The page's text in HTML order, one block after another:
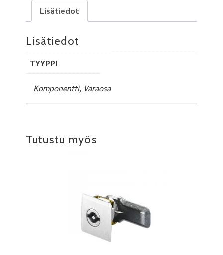
Lisätiedot
Lisätiedot
TYYPPI
Komponentti, Varaosa
Tutustu myös